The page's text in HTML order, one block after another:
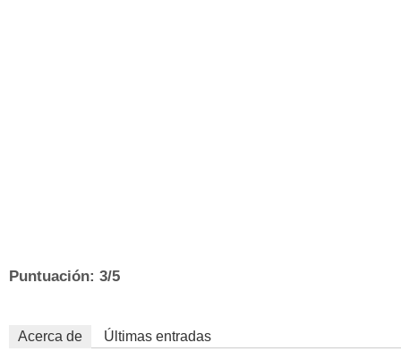
Puntuación: 3/5
Acerca de Últimas entradas